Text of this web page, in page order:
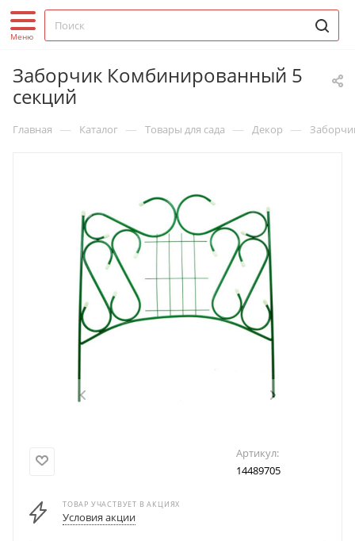
Заборчик Комбинированный 5
секций
Главная — Каталог — Товары для сада — Декор —
Артикул:
14489705
ТОВАР УЧАСТВУЕТ В АКЦИЯХ
Условия акции